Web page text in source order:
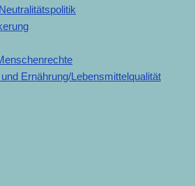
Ernährung/Lebensmittelqualität